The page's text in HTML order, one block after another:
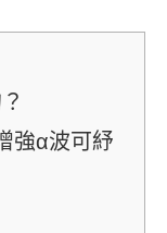
強α波可紓